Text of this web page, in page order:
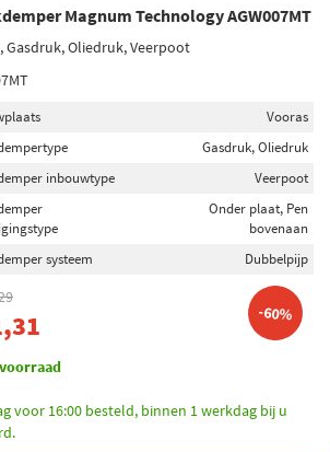
Magnum Technology AGW007MT
Gasdruk, Oliedruk, Veerpoot
Vooras
Gasdruk, Oliedruk
inbouwtype
Veerpoot
Onder plaat, Pen
bovenaan
systeem
Dubbelpijp
-60%
voor 16:00 besteld, binnen 1 werkdag bij u